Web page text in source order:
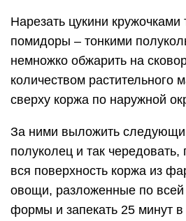
Нарезать цукини
помидоры – тонкими
немножко обжарить на
количеством растительного
сверху коржа по наружной
За ними выложить
полуколец и так чередовать,
вся поверхность коржа из
овощи, разложенные по всей
формы и запекать 25 минут